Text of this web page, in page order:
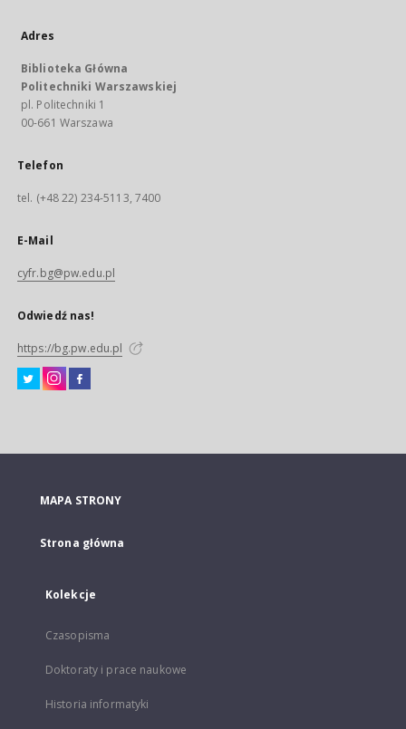
Adres
Biblioteka Główna
Politechniki Warszawskiej
pl. Politechniki 1
00-661 Warszawa
Telefon
tel. (+48 22) 234-5113, 7400
E-Mail
cyfr.bg@pw.edu.pl
Odwiedź nas!
https://bg.pw.edu.pl
MAPA STRONY
Strona główna
Kolekcje
Czasopisma
Doktoraty i prace naukowe
Historia informatyki